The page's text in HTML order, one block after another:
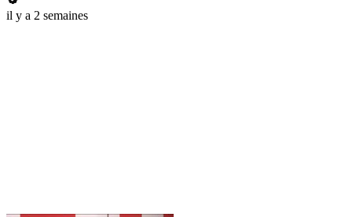
il y a 2 semaines